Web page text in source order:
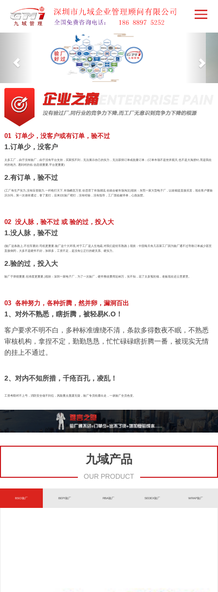
01 订单少，没客户或有订单，验不过
1.订单少，没客户
太多工厂，由于没有验厂，由于没有平台支持，买家找不到，无法展示自己的实力，无法获得订单或批量订单；(订单市场不是坐井观天,也不是大海捞针,而是我在
对的地方, 遇到对的你,信息很重要,平台更重要)
2.有订单，验不过
(工厂有生产实力,没有应变能力,一杆枪打天下,市场瞬息万变,你违背了市场潮流,你就会被市场淘汰)现状：东莞一家大型电子厂，以前都是直接买卖，现在客户要验
沃尔玛，第一次侥幸通过，拿了黄灯，后来2次验厂橙灯，没有经验，没有指导，工厂面临被停单，心急如焚。
02 没人脉，验不过 或 验的过，投入大
1.没人脉，验不过
(验厂这条路上,不但车要好,司机更重要,验厂这个大环境,对于工厂是人生地疏,对我们是轻车熟路.) 现状：中国每天有几百家工厂因为验厂通不过导致订单减少甚至
直接倒闭，大多不是硬件不好，加班多，工资不足，是没有公正行的硬关系、硬实力。
2.验的过，投入大
验厂子弹很重要,但准星更重要,)现状：深圳一家电子厂，为了一次验厂，硬件整改费用近80万，实不知，花了太多冤枉钱，老板现在还云里雾里。
03 各种努力，各种折腾，然并卵，漏洞百出
1、对外不熟悉，瞎折腾，被轻易K.O！
客户要求不明不白，多种标准缠绕不清，条款多得数夜不眠，不熟悉
审核机构，拿捏不定，勤勤恳恳，忙忙碌碌瞎折腾一番，被现实无情
的挂上不通过。
2、对内不知所措，千疮百孔，凌乱！
工资考勤对不上号，消防安全做不到位，风险重点显露无疑，验厂专员轮番出走，一谈验厂全员色变。
九域产品
OUR PRODUCT
BSCI验厂 BEPI验厂 RBA验厂 SEDEX验厂 WRAP验厂